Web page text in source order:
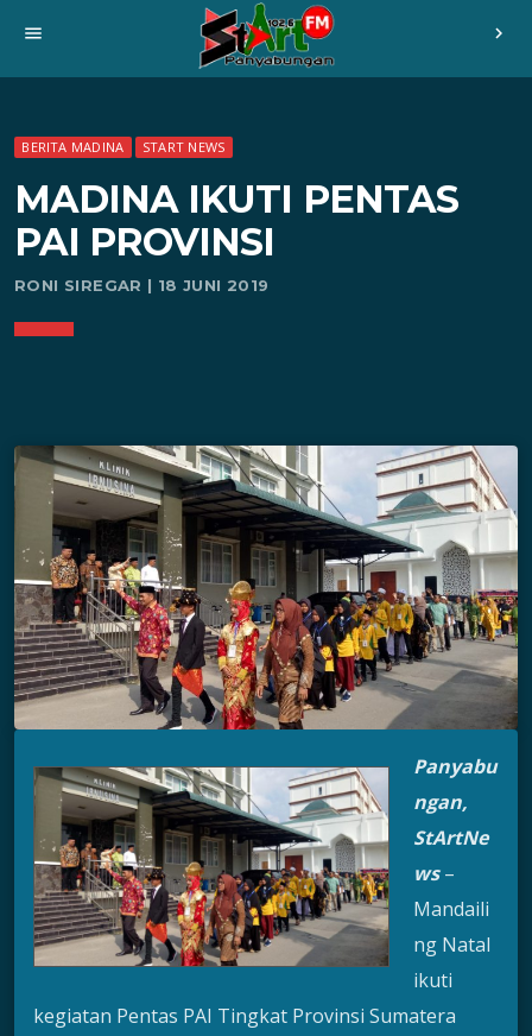
menu chevron_right
BERITA MADINA START NEWS
MADINA IKUTI PENTAS
PAI PROVINSI
RONI SIREGAR | 18 JUNI 2019
Panyabu
ngan,
StArtNe
ws–
Mandaili
ng Natal
ikuti
kegiatan Pentas PAI Tingkat Provinsi Sumatera